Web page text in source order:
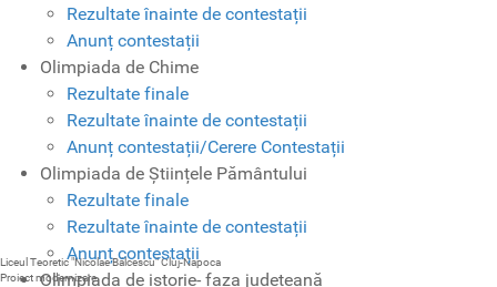
Liceul Teoretic "Nicolae Bălcescu" Cluj-Napoca
Proiect modernizare
Rezultate înainte de contestații
Anunț contestații
Olimpiada de Chime
Rezultate finale
Rezultate înainte de contestații
Anunț contestații/Cerere Contestații
Olimpiada de Științele Pământului
Rezultate finale
Rezultate înainte de contestații
Anunț contestații
Olimpiada de istorie- faza județeană